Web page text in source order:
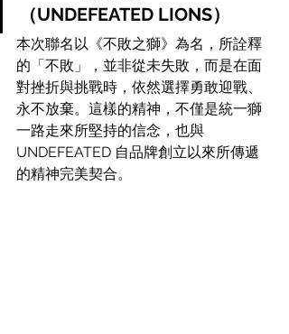
（UNDEFEATED LIONS）
本次聯名以《不敗之獅》為名，所詮釋
的「不敗」，並非從未失敗，而是在面
對挫折與挑戰時，依然選擇勇敢迎戰、
永不放棄。這樣的精神，不僅是統一獅
一路走來所堅持的信念，也與
UNDEFEATED 自品牌創立以來所傳遞
的精神完美契合。